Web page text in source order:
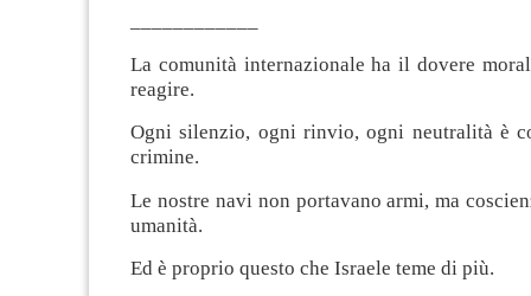
La comunità internazionale ha il dovere
reagire.
Ogni silenzio, ogni rinvio, ogni neutralità è
crimine.
Le nostre navi non portavano armi, ma
umanità.
Ed è proprio questo che Israele teme di più.